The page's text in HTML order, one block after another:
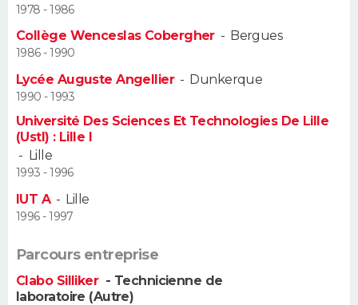
Alimentation
Guide de la santé
Maladies
Médicaments
Sommeil
VOYAGE
PHOTO
BONS PLANS
Carte de Noël
Carte Bonne année
Carte Saint-Valentin
Carte Pâques
Carte d'anniversaire
DICTIONNAIRE
Dictionnaire
Biographies
Citations
Expressions
Proverbes
PROGRAMME TV
COPAINS D'AVANT
1978 - 1986
Collège Wenceslas Cobergher- Bergues
1986 - 1990
Lycée Auguste Angellier- Dunkerque
1990 - 1993
Université Des Sciences Et Technologies De Lille
(Ustl) : Lille I
- Lille
1993 - 1996
IUT A- Lille
1996 - 1997
Parcours entreprise
Clabo Silliker - Technicienne de
laboratoire (Autre)